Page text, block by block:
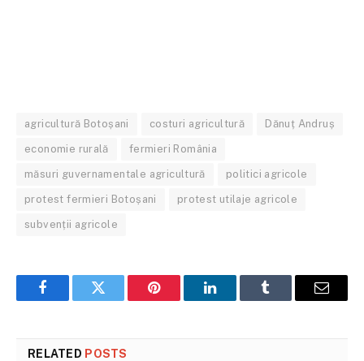
agricultură Botoșani costuri agricultură Dănuț Andruș
economie rurală fermieri România
măsuri guvernamentale agricultură politici agricole
protest fermieri Botoșani protest utilaje agricole
subvenții agricole
FacebookTwitter Pinterest LinkedInTumblr Email
RELATED POSTS